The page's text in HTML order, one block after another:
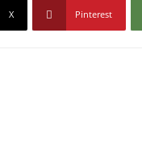
X Pinterest